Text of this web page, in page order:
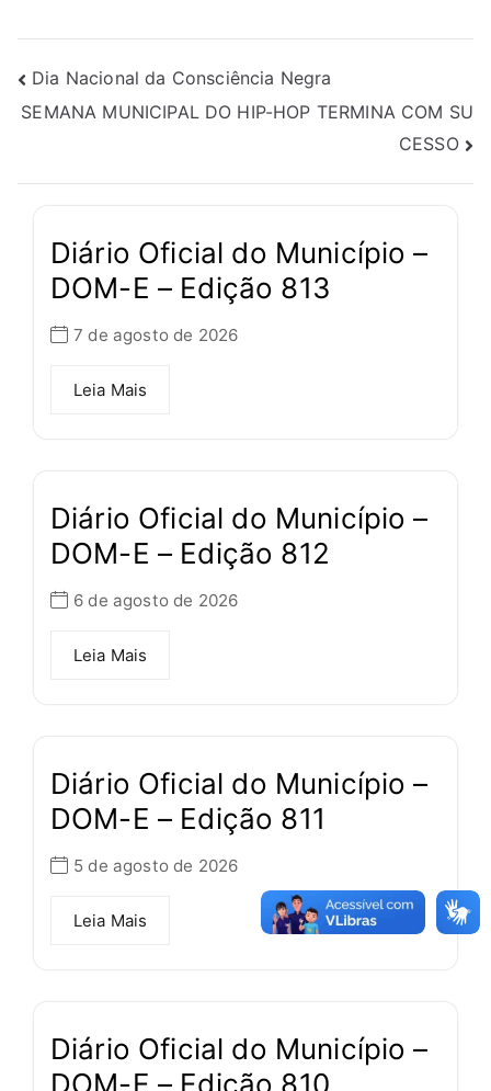
Dia Nacional da Consciência Negra
SEMANA MUNICIPAL DO HIP-HOP TERMINA COM SU
CESSO
Diário Oficial do Município –
DOM-E – Edição 813
7 de agosto de 2026
Leia Mais
Diário Oficial do Município –
DOM-E – Edição 812
6 de agosto de 2026
Leia Mais
Diário Oficial do Município –
DOM-E – Edição 811
5 de agosto de 2026
Leia Mais
Diário Oficial do Município –
DOM-E – Edição 810